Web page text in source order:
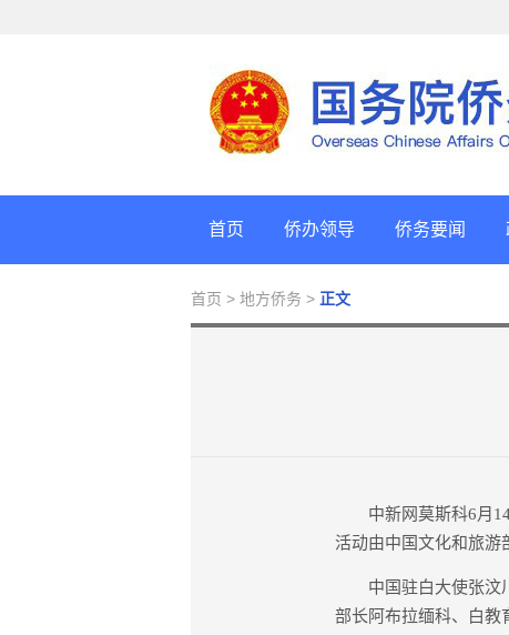
首页 侨办领导 侨务要闻
首页 > 地方侨务 > 正文
中新网莫斯科6月14
活动由中国文化和旅游
中国驻白大使张汶川
部长阿布拉缅科、白教